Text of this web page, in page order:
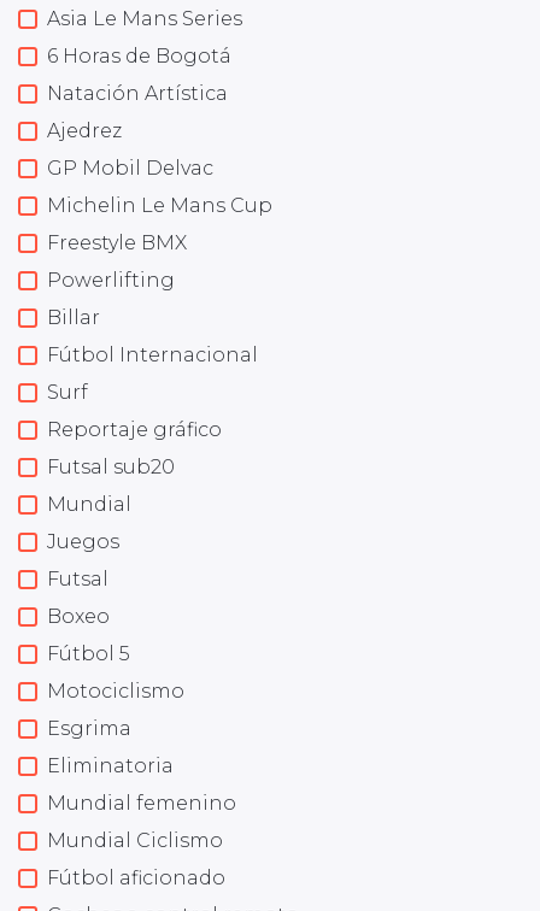
Asia Le Mans Series
6 Horas de Bogotá
Natación Artística
Ajedrez
GP Mobil Delvac
Michelin Le Mans Cup
Freestyle BMX
Powerlifting
Billar
Fútbol Internacional
Surf
Reportaje gráfico
Futsal sub20
Mundial
Juegos
Futsal
Boxeo
Fútbol 5
Motociclismo
Esgrima
Eliminatoria
Mundial femenino
Mundial Ciclismo
Fútbol aficionado